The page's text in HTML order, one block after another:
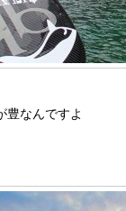
豊なんですよ